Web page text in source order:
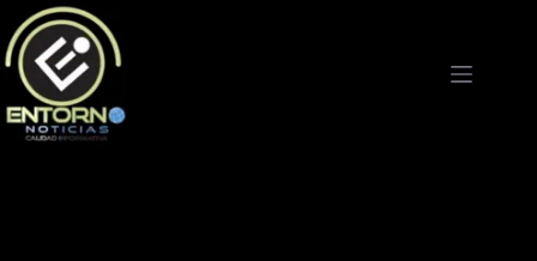
Saltar
contenido